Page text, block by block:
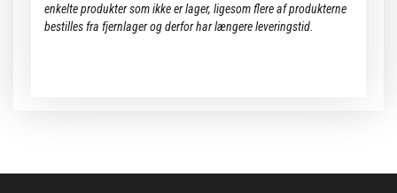
enkelte produkter som ikke er lager, ligesom flere af produkterne
bestilles fra fjernlager og derfor har længere leveringstid.